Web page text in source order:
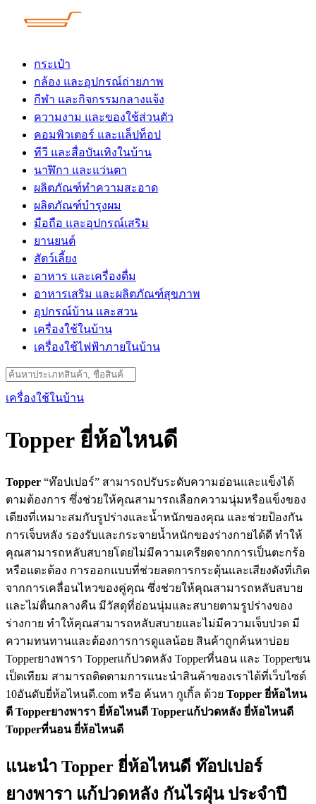
กระเป๋า
กล้อง และอุปกรณ์ถ่ายภาพ
กีฬา และกิจกรรมกลางแจ้ง
ความงาม และของใช้ส่วนตัว
คอมพิวเตอร์ และแล็ปท็อป
ทีวี และสื่อบันเทิงในบ้าน
นาฬิกา และแว่นตา
ผลิตภัณฑ์ทำความสะอาด
ผลิตภัณฑ์บำรุงผม
มือถือ และอุปกรณ์เสริม
ยานยนต์
สัตว์เลี้ยง
อาหาร และเครื่องดื่ม
อาหารเสริม และผลิตภัณฑ์สุขภาพ
อุปกรณ์บ้าน และสวน
เครื่องใช้ในบ้าน
เครื่องใช้ไฟฟ้าภายในบ้าน
Search
for:
เครื่องใช้ในบ้าน
Topper ยี่ห้อไหนดี
Topper “ท๊อปเปอร์” สามารถปรับระดับความอ่อนและแข็งได้
ตามต้องการ ซึ่งช่วยให้คุณสามารถเลือกความนุ่มหรือแข็งของ
เตียงที่เหมาะสมกับรูปร่างและน้ำหนักของคุณ และช่วยป้องกัน
การเจ็บหลัง รองรับและกระจายน้ำหนักของร่างกายได้ดี ทำให้
คุณสามารถหลับสบายโดยไม่มีความเครียดจากการเป็นตะกร้อ
หรือแตะต้อง การออกแบบที่ช่วยลดการกระตุ้นและเสียงดังที่เกิด
จากการเคลื่อนไหวของคู่คุณ ซึ่งช่วยให้คุณสามารถหลับสบาย
และไม่ตื่นกลางคืน มีวัสดุที่อ่อนนุ่มและสบายตามรูปร่างของ
ร่างกาย ทำให้คุณสามารถหลับสบายและไม่มีความเจ็บปวด มี
ความทนทานและต้องการการดูแลน้อย สินค้าถูกค้นหาบ่อย
Topperยางพารา Topperแก้ปวดหลัง Topperที่นอน และ Topperขน
เป็ดเทียม สามารถติดตามการแนะนำสินค้าของเราได้ที่เว็บไซต์
10อันดับยี่ห้อไหนดี.com หรือ ค้นหา กูเกิ้ล ด้วย Topper ยี่ห้อไหน
ดี Topperยางพารา ยี่ห้อไหนดี Topperแก้ปวดหลัง ยี่ห้อไหนดี
Topperที่นอน ยี่ห้อไหนดี
แนะนำ Topper ยี่ห้อไหนดี ท๊อปเปอร์
ยางพารา แก้ปวดหลัง กันไรฝุ่น ประจำปี